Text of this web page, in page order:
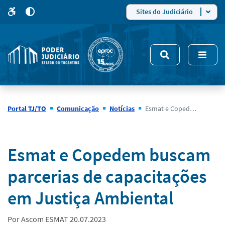
site
5
modo
de
alto
Sites do Judiciário
Portal TJ/TO Comunicação Notícias Esmat e Copedem buscam parcerias de capacitações em Justiça Ambiental
Notícias
Esmat e Copedem buscam
parcerias de capacitações
em Justiça Ambiental
Por Ascom ESMAT 20.07.2023